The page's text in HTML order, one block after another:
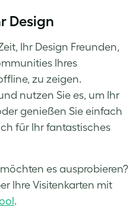
Design
Ihr Design Freunden,
Ihres
zu zeigen.
nutzen Sie es, um Ihr
genießen Sie einfach
für Ihr fantastisches
es ausprobieren?
Ihre Visitenkarten mit
.